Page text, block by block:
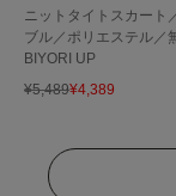
ニットタイトスカート
ブル／ポリエステル／
BIYORI UP
¥5,489¥4,389